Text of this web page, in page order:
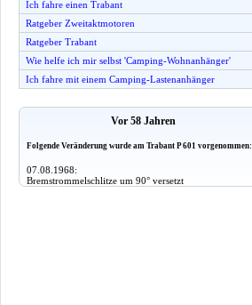
Ich fahre einen Trabant
Ratgeber Zweitaktmotoren
Ratgeber Trabant
Wie helfe ich mir selbst 'Camping-Wohnanhänger'
Ich fahre mit einem Camping-Lastenanhänger
Vor 58 Jahren
Folgende Veränderung wurde am Trabant P 601 vorgenommen:
07.08.1968:
Bremstrommelschlitze um 90° versetzt